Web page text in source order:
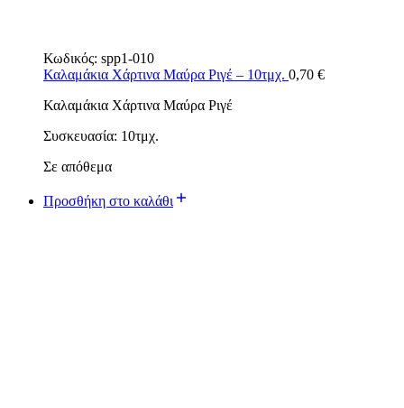
Κωδικός: spp1-010
Καλαμάκια Χάρτινα Μαύρα Ριγέ – 10τμχ. 0,70 €
Καλαμάκια Χάρτινα Μαύρα Ριγέ
Συσκευασία: 10τμχ.
Σε απόθεμα
Προσθήκη στο καλάθι